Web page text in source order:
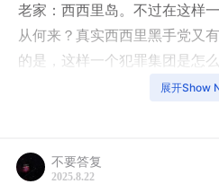
老家：西西里岛。不过在这样
从何来？真实西西里黑手党又
的是，这样一个犯罪集团是怎
黑手党故事。
展开Show
不要答复
2025.8.22